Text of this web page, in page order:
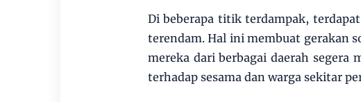
Di beberapa titik terdampak,
terendam. Hal ini membuat gerakan
mereka dari berbagai daerah segera
terhadap sesama dan warga sekitar